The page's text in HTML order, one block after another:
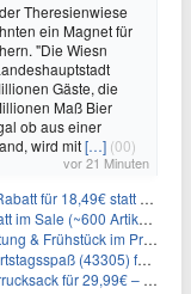
Theresienwiese
ein Magnet für
"Die Wiesn
Gäste, die
Maß Bier
ob aus einer
wird mit[…] (00)
vor 21 Minuten
29,50€ – einlösbar bis Dezember
(~600 Artikel zur Auswahl)
Hotel (Bad Oeynhausen) ab 89€ p.P.
(43305) für 29,10€
für 29,99€ – Amber-maple